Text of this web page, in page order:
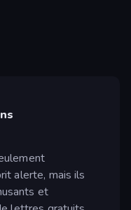
alerte, mais ils
et